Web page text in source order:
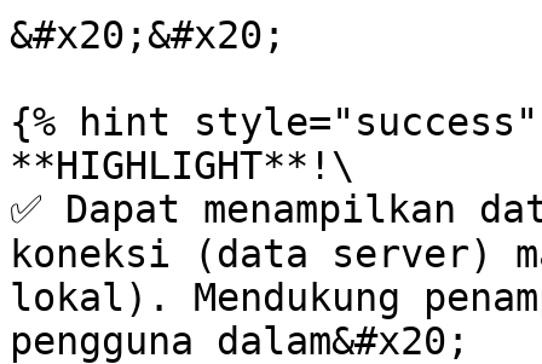
&#x20;&#x20;
{% hint style="success"
**HIGHLIGHT**!\
✅ Dapat menampilkan
koneksi (data server)
lokal). Mendukung
pengguna dalam&#x20;